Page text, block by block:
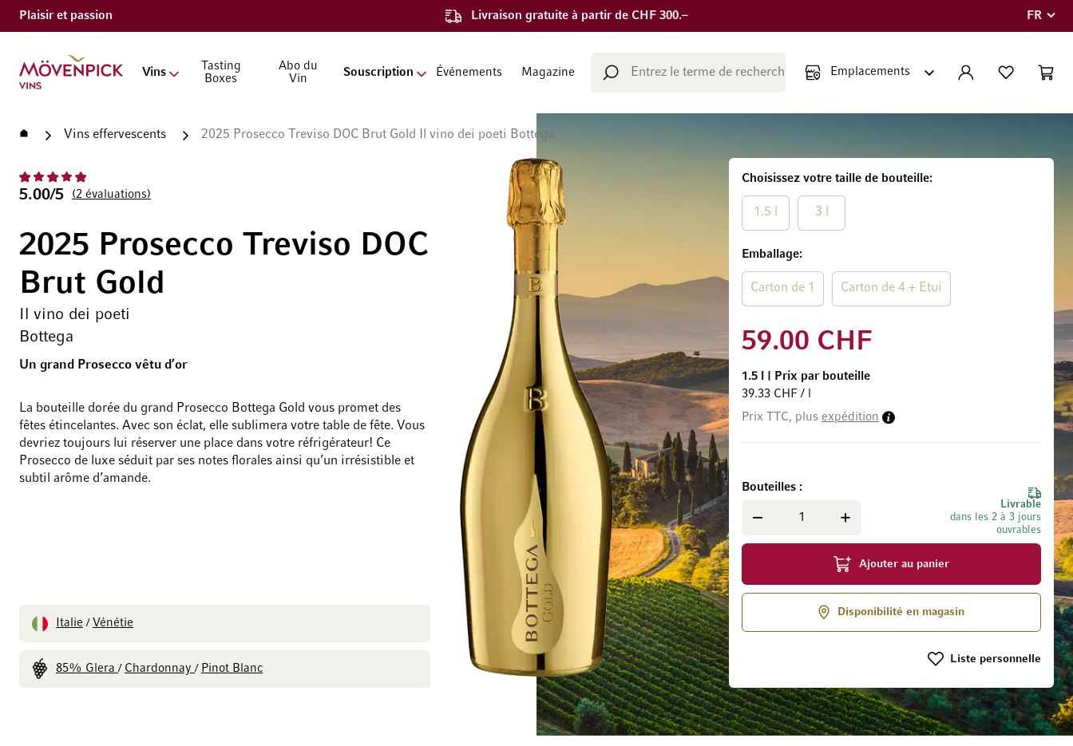
Plaisir et passion Livraison gratuite à partir de CHF 300.–
Langue
FR
Aller à la page d'accueil
Vins
Tasting
Boxes
Abo du
Vin
Souscription Événements Magazine
Chercher COMPTE LISTE
PANIER
Accueil Vins effervescents 2025 Prosecco Treviso DOC Brut Gold Il vino dei poeti Bottega
5.00/5 2 évaluations
2025 Prosecco Treviso DOC
Brut Gold
Il vino dei poeti
Bottega
Un grand Prosecco vêtu d’or
La bouteille dorée du grand Prosecco Bottega Gold vous promet des
fêtes étincelantes. Avec son éclat, elle sublimera votre table de fête. Vous
devriez toujours lui réserver une place dans votre réfrigérateur! Ce
Prosecco de luxe séduit par ses notes florales ainsi qu’un irrésistible et
subtil arôme d’amande.
Italie / Vénétie
85% Glera/ Chardonnay/ Pinot Blanc
Choisissez votre taille de bouteille
1.5 l 3 l
Emballage
Carton de 1 Carton de 4 + Etui
59.00 CHF
1.5 l
Prix par bouteille
39.33 CHF / l
Prix TTC, plus expédition
Livrable
dans les 2 à 3 jours
ouvrables
Bouteilles
Ajouter au panier
Disponibilité en magasin
Liste personnelle
Passer à la fin de la galerie d’imagesPasser au début de la Galerie d’images